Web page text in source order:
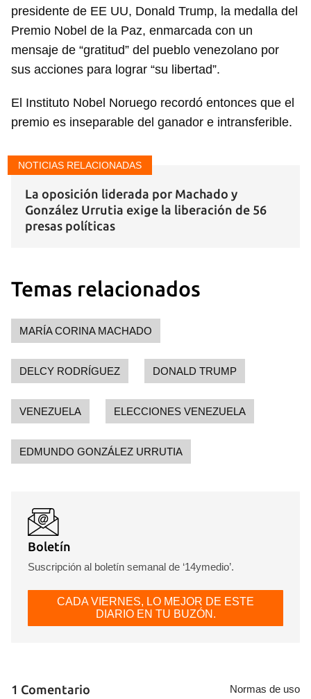
presidente de EE UU, Donald Trump, la medalla del
Premio Nobel de la Paz, enmarcada con un
mensaje de “gratitud” del pueblo venezolano por
sus acciones para lograr “su libertad”.
El Instituto Nobel Noruego recordó entonces que el
premio es inseparable del ganador e intransferible.
NOTICIAS RELACIONADAS
La oposición liderada por Machado y
González Urrutia exige la liberación de 56
presas políticas
Temas relacionados
MARÍA CORINA MACHADO
DELCY RODRÍGUEZ DONALD TRUMP
VENEZUELA ELECCIONES VENEZUELA
EDMUNDO GONZÁLEZ URRUTIA
Boletín
Suscripción al boletín semanal de ‘14ymedio’.
CADA VIERNES, LO MEJOR DE ESTE
DIARIO EN TU BUZÓN.
1 Comentario Normas de uso